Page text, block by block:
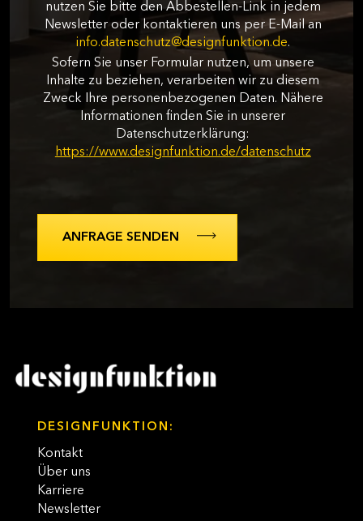
nutzen Sie bitte den Abbestellen-Link in jedem
Newsletter oder kontaktieren uns per E-Mail an
info.datenschutz@designfunktion.de.
Sofern Sie unser Formular nutzen, um unsere
Inhalte zu beziehen, verarbeiten wir zu diesem
Zweck Ihre personenbezogenen Daten. Nähere
Informationen finden Sie in unserer
Datenschutzerklärung:
https://www.designfunktion.de/datenschutz
DESIGNFUNKTION:
Kontakt
Über uns
Karriere
Newsletter